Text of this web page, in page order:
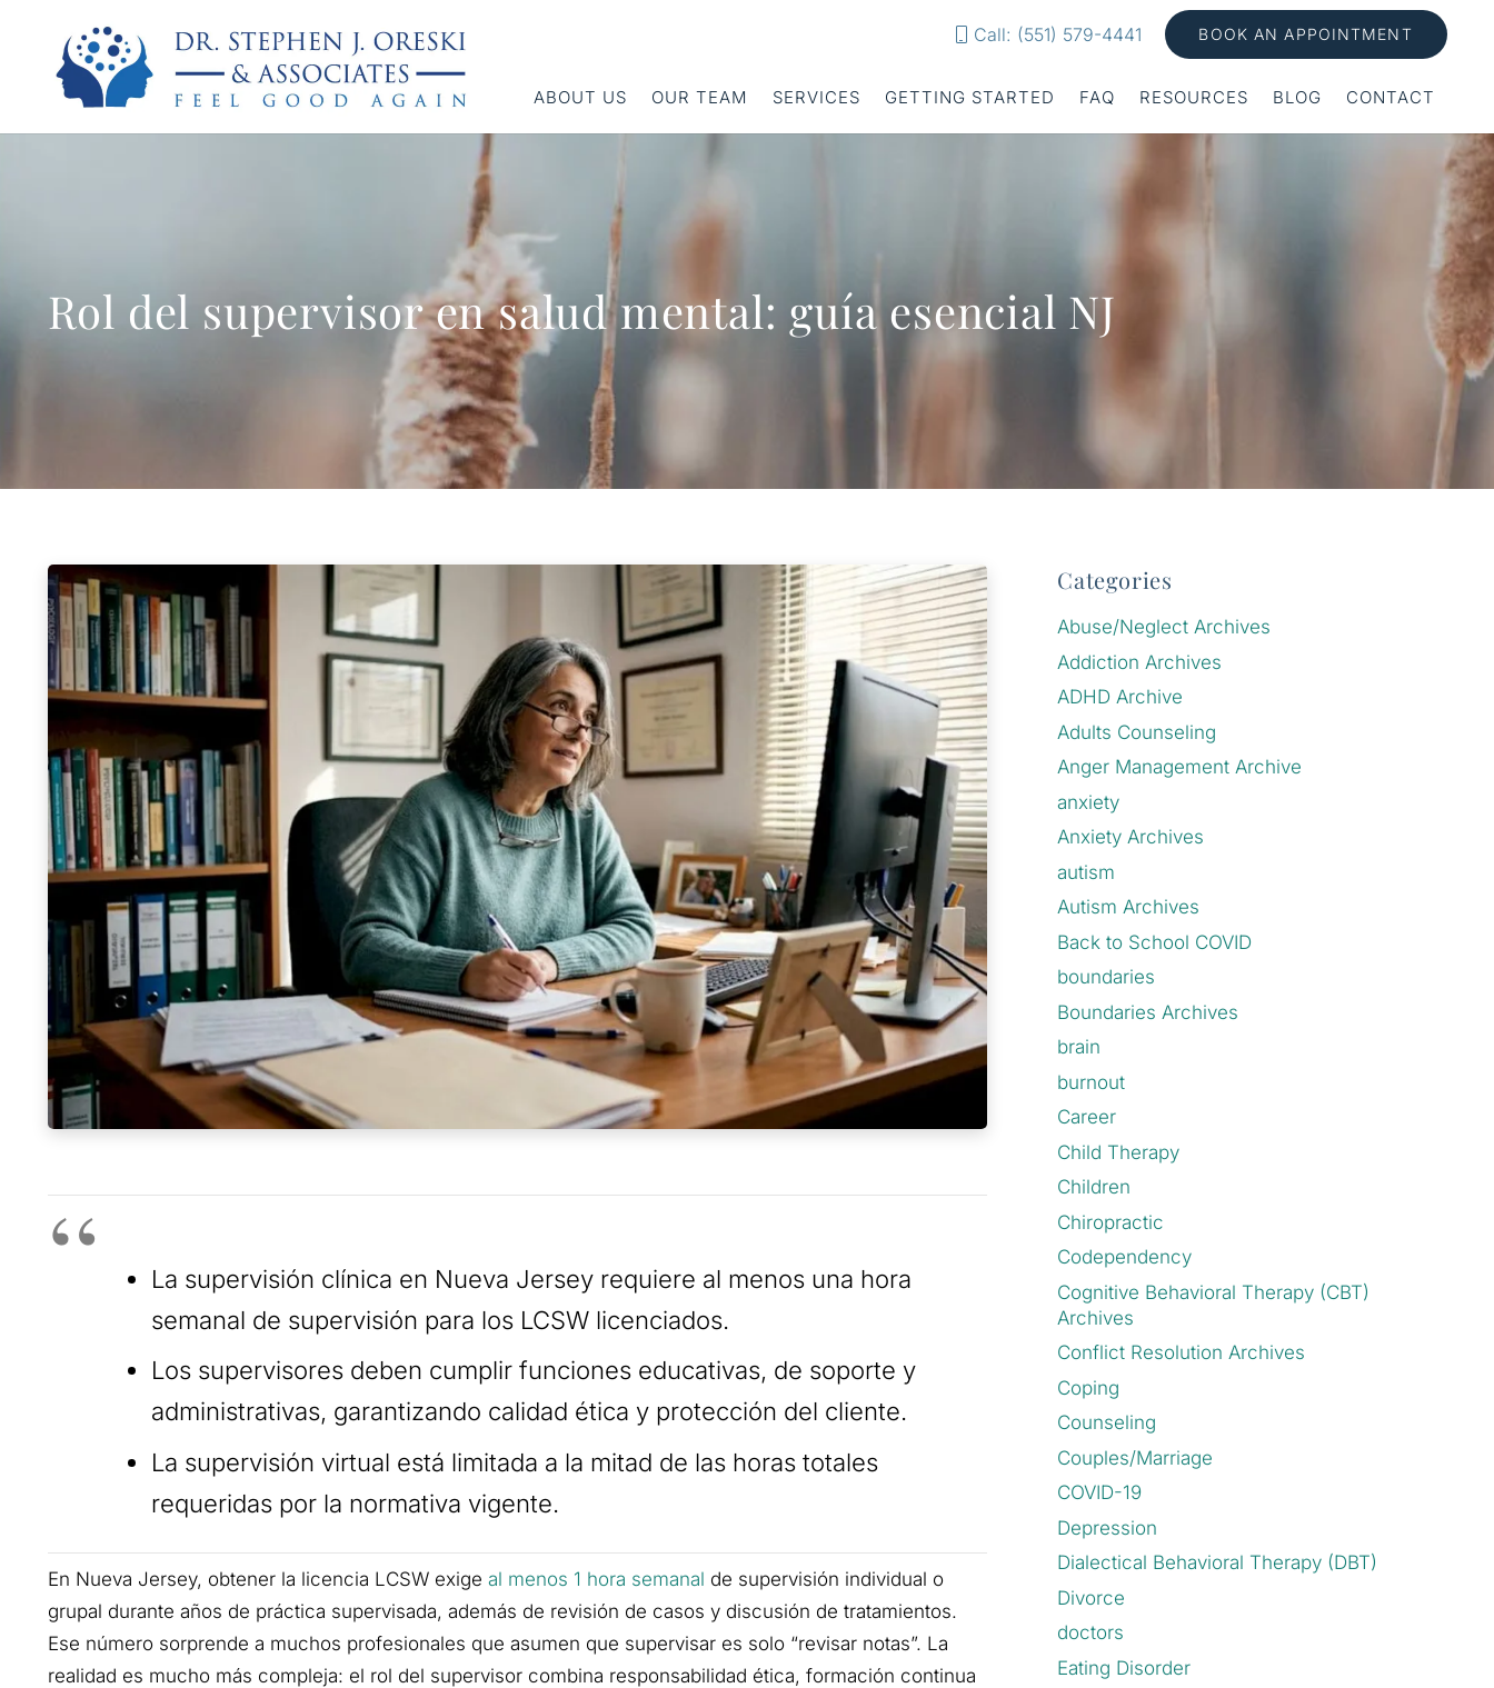
Call: (551) 579-4441 BOOK AN APPOINTMENT
ABOUT US OUR TEAM SERVICES GETTING STARTED FAQ RESOURCES BLOG CONTACT
Rol del supervisor en salud mental: guía esencial NJ
La supervisión clínica en Nueva Jersey requiere al menos una hora
semanal de supervisión para los LCSW licenciados.
Los supervisores deben cumplir funciones educativas, de soporte y
administrativas, garantizando calidad ética y protección del cliente.
La supervisión virtual está limitada a la mitad de las horas totales
requeridas por la normativa vigente.
En Nueva Jersey, obtener la licencia LCSW exige al menos 1 hora semanal de supervisión individual o
grupal durante años de práctica supervisada, además de revisión de casos y discusión de tratamientos.
Ese número sorprende a muchos profesionales que asumen que supervisar es solo “revisar notas”. La
realidad es mucho más compleja: el rol del supervisor combina responsabilidad ética, formación continua
Categories
Abuse/Neglect Archives
Addiction Archives
ADHD Archive
Adults Counseling
Anger Management Archive
anxiety
Anxiety Archives
autism
Autism Archives
Back to School COVID
boundaries
Boundaries Archives
brain
burnout
Career
Child Therapy
Children
Chiropractic
Codependency
Cognitive Behavioral Therapy (CBT)
Archives
Conflict Resolution Archives
Coping
Counseling
Couples/Marriage
COVID-19
Depression
Dialectical Behavioral Therapy (DBT)
Divorce
doctors
Eating Disorder